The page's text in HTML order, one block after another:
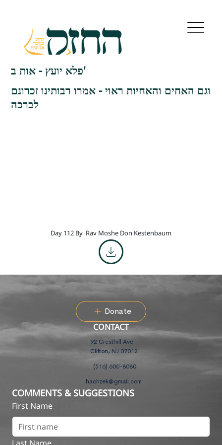
פלא יועץ - אות ב'
וגם האחים והאחיות ראוי - אמרו רבותינו זכרונם
לברכה
Day 112 By Rav Moshe Don Kestenbaum
Donate
CONTACT
92 Cresthill Ave
Clifton, NJ 07012
(516) 600-8080
hachzek@gmail.com
COMMENTS & SUGGESTIONS
First Name